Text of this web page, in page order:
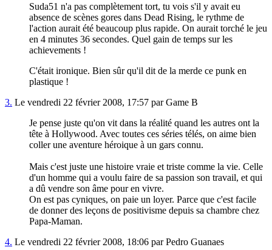
Suda51 n'a pas complètement tort, tu vois s'il y avait eu
absence de scènes gores dans Dead Rising, le rythme de
l'action aurait été beaucoup plus rapide. On aurait torché le jeu
en 4 minutes 36 secondes. Quel gain de temps sur les
achievements !
C'était ironique. Bien sûr qu'il dit de la merde ce punk en
plastique !
3. Le vendredi 22 février 2008, 17:57 par Game B
Je pense juste qu'on vit dans la réalité quand les autres ont la
tête à Hollywood. Avec toutes ces séries télés, on aime bien
coller une aventure héroique à un gars connu.
Mais c'est juste une histoire vraie et triste comme la vie. Celle
d'un homme qui a voulu faire de sa passion son travail, et qui
a dû vendre son âme pour en vivre.
On est pas cyniques, on paie un loyer. Parce que c'est facile
de donner des leçons de positivisme depuis sa chambre chez
Papa-Maman.
4. Le vendredi 22 février 2008, 18:06 par Pedro Guanaes